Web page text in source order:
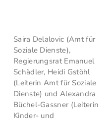
Saira Delalovic (Amt für
Soziale Dienste),
Regierungsrat Emanuel
Schädler, Heidi Gstöhl
(Leiterin Amt für Soziale
Dienste) und Alexandra
Büchel-Gassner (Leiterin
Kinder- und